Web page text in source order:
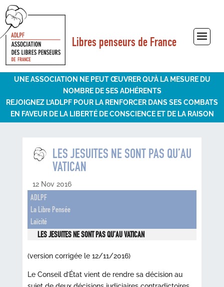
Libres penseurs de France
Sélectionner une page
UNE ASSOCIATION NE PEUT ŒUVRER QU’À LA MESURE DU
NOMBRE DE SES ADHÉRENTS
REJOIGNEZ L’ADLPF POUR LA RENFORCER DANS SES COMBATS
EN FAVEUR DE LA LIBERTÉ DE CONSCIENCE ET DE LA RAISON
LES JESUITES NE SONT PAS QU’AU
VATICAN
12 Nov 2016
ADLPF
La Libre Pensée
Laïcité
LES JESUITES NE SONT PAS QU’AU VATICAN
(version corrigée le 12/11/2016)
Le Conseil d’État vient de rendre sa décision au